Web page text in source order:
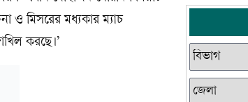
ও মিসরের মধ্যকার ম্যাচ
করছে।’